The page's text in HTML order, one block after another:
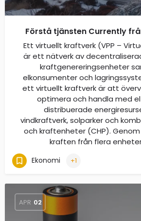
Förstå tjänsten Currently
Ett virtuellt kraftverk (VPP –
är ett nätverk av
kraftgenereringsenheter
elkonsumenter och
ett virtuellt kraftverk är att
optimera och handla med
distribuerade
vindkraftverk, solparker och
och kraftenheter (CHP).
kraften från flera
Ekonomi +1
APR 02